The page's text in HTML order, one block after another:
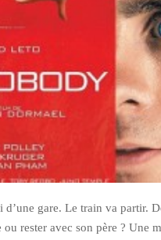
d’une gare. Le train va partir.
ou rester avec son père ? Une